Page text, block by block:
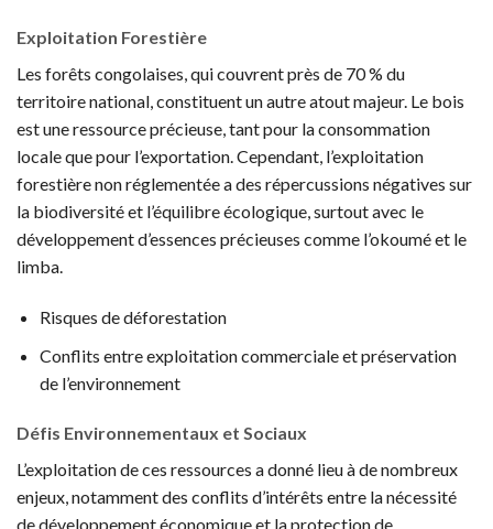
Exploitation Forestière
Les forêts congolaises, qui couvrent près de 70 % du
territoire national, constituent un autre atout majeur. Le bois
est une ressource précieuse, tant pour la consommation
locale que pour l’exportation. Cependant, l’exploitation
forestière non réglementée a des répercussions négatives sur
la biodiversité et l’équilibre écologique, surtout avec le
développement d’essences précieuses comme l’okoumé et le
limba.
Risques de déforestation
Conflits entre exploitation commerciale et préservation
de l’environnement
Défis Environnementaux et Sociaux
L’exploitation de ces ressources a donné lieu à de nombreux
enjeux, notamment des conflits d’intérêts entre la nécessité
de développement économique et la protection de